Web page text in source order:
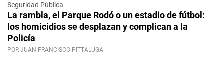
Seguridad Pública
La rambla, el Parque Rodó o un estadio de fútbol:
los homicidios se desplazan y complican a la
Policía
POR JUAN FRANCISCO PITTALUGA